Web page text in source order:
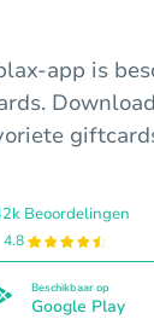
app is
Beoordelingen
4.8
Beschikbaar op
Google Play